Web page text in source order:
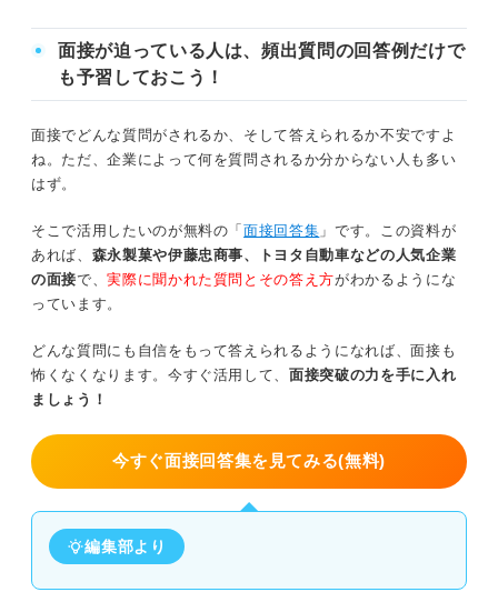
面接が迫っている人は、頻出質問の回答例だけで
も予習しておこう！
面接でどんな質問がされるか、そして答えられるか不安ですよ
ね。ただ、企業によって何を質問されるか分からない人も多い
はず。
そこで活用したいのが無料の「面接回答集 」です。この資料が
あれば、 森永製菓や伊藤忠商事、トヨタ自動車などの人気企業
の面接で、実際に聞かれた質問とその答え方がわかるようにな
っています。
どんな質問にも自信をもって答えられるようになれば、面接も
怖くなくなります。今すぐ活用して、面接突破の力を手に入れ
ましょう！
今すぐ面接回答集を見てみる(無料)
編集部より